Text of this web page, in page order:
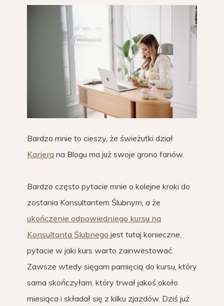
Bardzo mnie to cieszy, że świeżutki dział
Kariera na Blogu ma już swoje grono fanów.
Bardzo często pytacie mnie o kolejne kroki do
zostania Konsultantem Ślubnym, a że
ukończenie odpowiedniego kursu na
Konsultanta Ślubnego jest tutaj konieczne,
pytacie w jaki kurs warto zainwestować.
Zawsze wtedy sięgam pamięcią do kursu, który
sama skończyłam, który trwał jakoś około
miesiąca i składał się z kilku zjazdów. Dziś już